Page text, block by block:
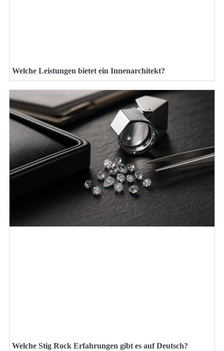
Welche Leistungen bietet ein Innenarchitekt?
Welche Stig Rock Erfahrungen gibt es auf Deutsch?